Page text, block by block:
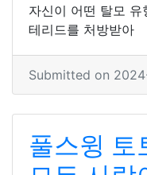
자신이 어떤 탈모
테리드를 처방받아
Submitted on
풀스윙 토